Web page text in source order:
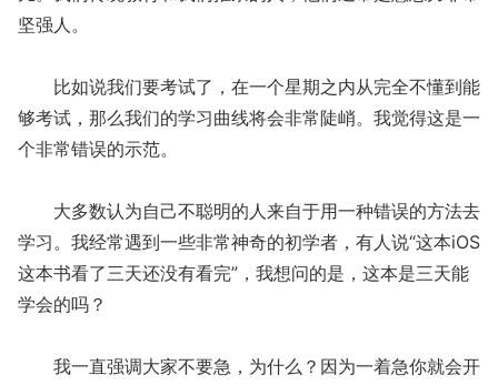
坚强人。
比如说我们要考试了，在一个星期之内从完全不懂到能
够考试，那么我们的学习曲线将会非常陡峭。我觉得这是一
个非常错误的示范。
大多数认为自己不聪明的人来自于用一种错误的方法去
学习。我经常遇到一些非常神奇的初学者，有人说“这本iOS
这本书看了三天还没有看完”，我想问的是，这本是三天能
学会的吗？
我一直强调大家不要急，为什么？因为一着急你就会开